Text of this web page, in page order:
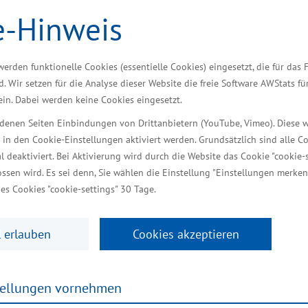
Hinweis
funktionelle Cookies (essentielle Cookies) eingesetzt, die für das
Wir setzen für die Analyse dieser Website die freie Software AWStats
Dabei werden keine Cookies eingesetzt.
Seiten Einbindungen von Drittanbietern (YouTube, Vimeo). Diese
in den Cookie-Einstellungen aktiviert werden. Grundsätzlich sind alle
Bei Aktivierung wird durch die Website das Cookie "cookie-
wird. Es sei denn, Sie wählen die Einstellung "Einstellungen
Cookies "cookie-settings" 30 Tage.
erlauben Cookies akzeptieren
vornehmen
nutzen
Investitionen in Mecklenburg-Vorpommern
und Hamburg kann Mecklenburg-
punkten. Eine Reihe von dänischen
wollen wir anknüpfen und weiter für
für Wirtschaft, Infrastruktur, Tourismus und Arbeit
Schwesig. Das Treffen fand anlässlich
Mecklenburg-Vorpommern mit einer
gut ausgestattete Flächen anzubieten.